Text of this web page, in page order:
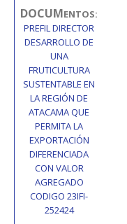
DOCUMENTOS:
PREFIL DIRECTOR
DESARROLLO DE
UNA
FRUTICULTURA
SUSTENTABLE EN
LA REGIÓN DE
ATACAMA QUE
PERMITA LA
EXPORTACIÓN
DIFERENCIADA
CON VALOR
AGREGADO
CODIGO 23IFI-
252424